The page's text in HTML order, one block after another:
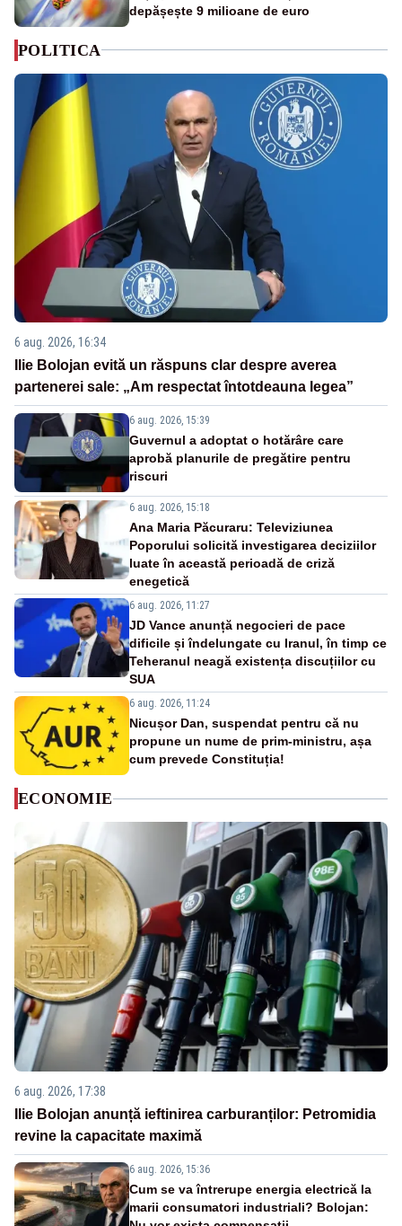
depășește 9 milioane de euro
POLITICA
6 aug. 2026, 16:34
Ilie Bolojan evită un răspuns clar despre averea
partenerei sale: „Am respectat întotdeauna legea”
6 aug. 2026, 15:39
Guvernul a adoptat o hotărâre care
aprobă planurile de pregătire pentru
riscuri
6 aug. 2026, 15:18
Ana Maria Păcuraru: Televiziunea
Poporului solicită investigarea deciziilor
luate în această perioadă de criză
enegetică
6 aug. 2026, 11:27
JD Vance anunță negocieri de pace
dificile și îndelungate cu Iranul, în timp ce
Teheranul neagă existența discuțiilor cu
SUA
6 aug. 2026, 11:24
Nicușor Dan, suspendat pentru că nu
propune un nume de prim-ministru, așa
cum prevede Constituția!
ECONOMIE
6 aug. 2026, 17:38
Ilie Bolojan anunță ieftinirea carburanților: Petromidia
revine la capacitate maximă
6 aug. 2026, 15:36
Cum se va întrerupe energia electrică la
marii consumatori industriali? Bolojan: